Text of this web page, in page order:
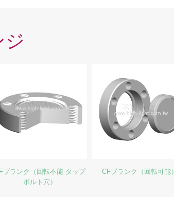
ジ
ブランク（回転不能-タップ
ボルト穴）
CFブランク（回転可能）